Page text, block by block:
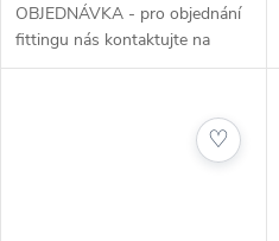
OBJEDNÁVKA - pro objednání
fittingu nás kontaktujte na
telefonním čísle +420 720 029
obchod@golfshop4you.cz.
♡